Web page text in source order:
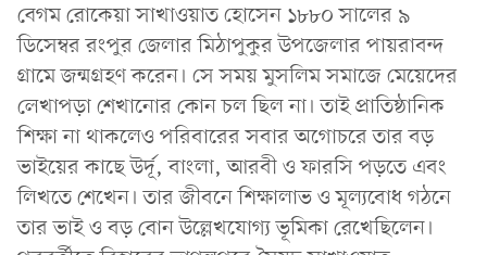
বেগম রোকেয়া সাখাওয়াত হোসেন ১৮৮০ সালের ৯
ডিসেম্বর রংপুর জেলার মিঠাপুকুর উপজেলার পায়রাবন্দ
গ্রামে জন্মগ্রহণ করেন। সে সময় মুসলিম সমাজে মেয়েদের
লেখাপড়া শেখানোর কোন চল ছিল না। তাই প্রাতিষ্ঠানিক
শিক্ষা না থাকলেও পরিবারের সবার অগোচরে তার বড়
ভাইয়ের কাছে উর্দূ, বাংলা, আরবী ও ফারসি পড়তে এবং
লিখতে শেখেন। তার জীবনে শিক্ষালাভ ও মূল্যবোধ গঠনে
তার ভাই ও বড় বোন উল্লেখযোগ্য ভূমিকা রেখেছিলেন।